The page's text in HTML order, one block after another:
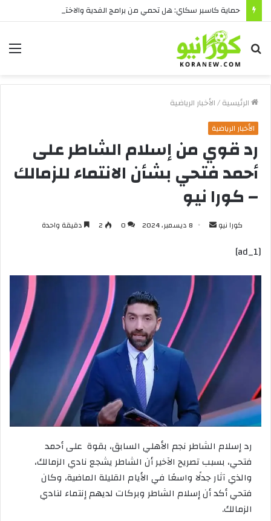
بحث
عن
الرئيسية/الأخبار الرياضية
الأخبار الرياضية
رد قوي من إسلام الشاطر على
أحمد فتحي بشأن الانتماء للزمالك
– كورا نيو
كورا نيو
أرسل 8 ديسمبر، 2024 0
2 دقيقة واحدة
[ad_1]
ردإسلام الشاطرنجم الأهلي السابق، بقوة علىأحمد
فتحي، بسببتصريح الآخيرأن الشاطريشجعنادي الزمالك،
والذيآثارجدلًا واسعًا في الأيام القليلة الماضية، وكان
فتحيأكدأنإسلام الشاطر وبركات لديهمإنتماء لنادي
الزمالك.